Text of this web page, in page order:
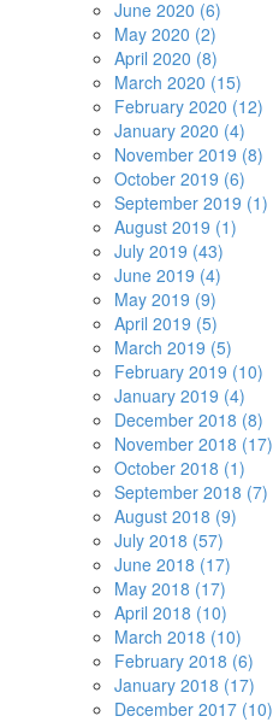
June 2020 (6)
May 2020 (2)
April 2020 (8)
March 2020 (15)
February 2020 (12)
January 2020 (4)
November 2019 (8)
October 2019 (6)
September 2019 (1)
August 2019 (1)
July 2019 (43)
June 2019 (4)
May 2019 (9)
April 2019 (5)
March 2019 (5)
February 2019 (10)
January 2019 (4)
December 2018 (8)
November 2018 (17)
October 2018 (1)
September 2018 (7)
August 2018 (9)
July 2018 (57)
June 2018 (17)
May 2018 (17)
April 2018 (10)
March 2018 (10)
February 2018 (6)
January 2018 (17)
December 2017 (10)